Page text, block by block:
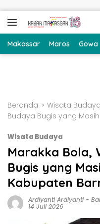
Makassar Maros Gowa
Beranda Wisata Budaya
Budaya Bugis yang
Wisata Budaya
Marakka Bola,
Bugis yang
Kabupaten
Ardiyanti Ardiyanti-
14 Juli 2026